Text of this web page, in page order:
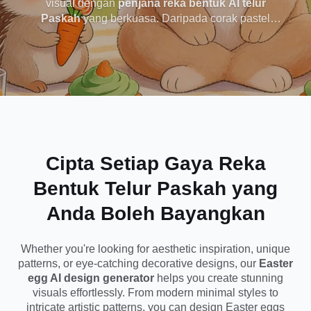
dalam Mana-mana
Gaya Serta-merta
visual dengan penjana reka bentuk AI telur
Paskahyang berkuasa. Daripada corak pastel
estetik kepada gaya telur yang kreatif dan mewah,
anda boleh menjana visual telur Paskah yang
cantik dalam beberapa saat. Sama ada anda
mereka bentuk untuk hiasan, media sosial atau
inspirasi kreatif, hanya masukkan idea anda dan
Cipta Setiap Gaya Reka
Bentuk Telur Paskah yang
Anda Boleh Bayangkan
Whether you're looking for aesthetic inspiration, unique
patterns, or eye-catching decorative designs, our Easter
egg AI design generator helps you create stunning
visuals effortlessly. From modern minimal styles to
intricate artistic patterns, you can design Easter eggs